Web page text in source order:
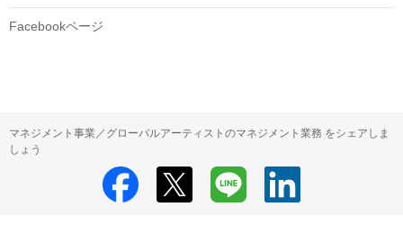
Facebookページ
マネジメント事業／グローバルアーティストのマネジメント業務 をシェアしま
しょう